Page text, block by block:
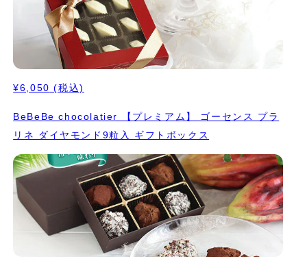
¥6,050 (税込)
BeBeBe chocolatier 【プレミアム】 ゴーセンス プラ
リネ ダイヤモンド9粒入 ギフトボックス